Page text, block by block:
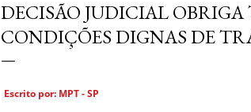
DECISÃO JUDICIAL
CONDIÇÕES DIGNAS DE
Escrito por: MPT - SP